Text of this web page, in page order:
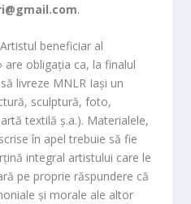
.
Artistul beneficiar al
are obligația ca, la finalul
livreze MNLR Iași un
sculptură, foto,
textilă ș.a.). Materialele,
în apel trebuie să fie
integral artistului care le
pe proprie răspundere că
și morale ale altor